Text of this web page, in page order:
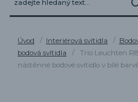
Úvod Interiérová svítidla
bodová svítidla
Trio Leuchten
nástěnné bodové svítidlo v bílé